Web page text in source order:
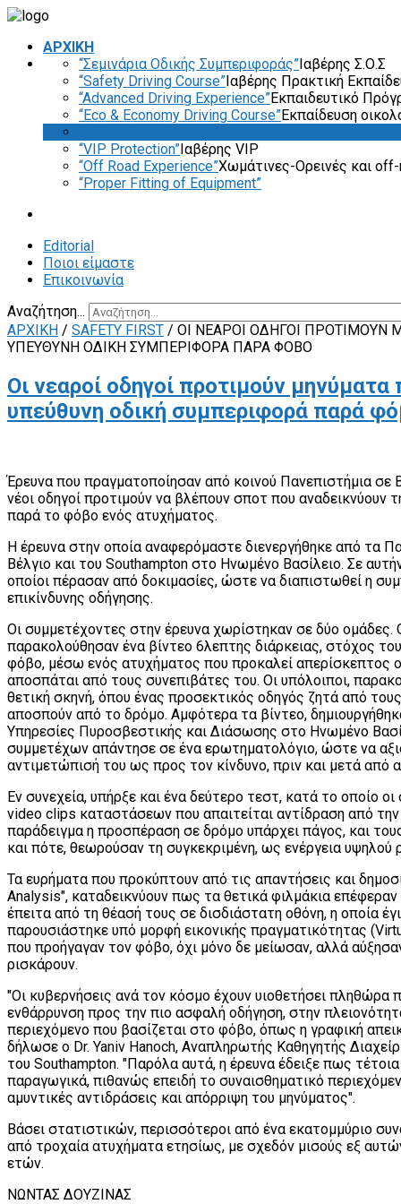
ΑΡΧΙΚΗ
“Σεμινάρια Οδικής Συμπεριφοράς”Ιαβέρης Σ.Ο.Σ
“Safety Driving Course”Ιαβέρης Πρακτική
“Advanced Driving Experience”Εκπαιδευτικό
“Eco & Economy Driving Course”Εκπαίδευση
“VIP Protection”Ιαβέρης VIP
“Off Road Experience”Χωμάτινες-Ορεινές και
“Proper Fitting of Equipment”
Editorial
Ποιοι είμαστε
Επικοινωνία
Αναζήτηση...
ΑΡΧΙΚΗ / SAFETY FIRST / ΟΙ ΝΕΑΡΟΊ ΟΔΗΓΟΊ
ΥΠΕΎΘΥΝΗ ΟΔΙΚΉ ΣΥΜΠΕΡΙΦΟΡΆ ΠΑΡΆ ΦΌΒΟ
Οι νεαροί οδηγοί προτιμούν
υπεύθυνη οδική συμπεριφορά παρά
Έρευνα που πραγματοποίησαν από κοινού Πανεπιστήμια σε
νέοι οδηγοί προτιμούν να βλέπουν σποτ που αναδεικνύουν
παρά το φόβο ενός ατυχήματος.
Η έρευνα στην οποία αναφερόμαστε διενεργήθηκε από τα
Βέλγιο και του Southampton στο Ηνωμένο Βασίλειο. Σε
οποίοι πέρασαν από δοκιμασίες, ώστε να διαπιστωθεί η
επικίνδυνης οδήγησης.
Οι συμμετέχοντες στην έρευνα χωρίστηκαν σε δύο ομάδες.
παρακολούθησαν ένα βίντεο 6λεπτης διάρκειας, στόχος
φόβο, μέσω ενός ατυχήματος που προκαλεί απερίσκεπτος
αποσπάται από τους συνεπιβάτες του. Οι υπόλοιποι,
θετική σκηνή, όπου ένας προσεκτικός οδηγός ζητά από
αποσπούν από το δρόμο. Αμφότερα τα βίντεο,
Υπηρεσίες Πυροσβεστικής και Διάσωσης στο Ηνωμένο
συμμετέχων απάντησε σε ένα ερωτηματολόγιο, ώστε να
αντιμετώπισή του ως προς τον κίνδυνο, πριν και μετά από
Εν συνεχεία, υπήρξε και ένα δεύτερο τεστ, κατά το οποίο
video clips καταστάσεων που απαιτείται αντίδραση από
παράδειγμα η προσπέραση σε δρόμο υπάρχει πάγος, και
και πότε, θεωρούσαν τη συγκεκριμένη, ως ενέργεια υψηλού
Τα ευρήματα που προκύπτουν από τις απαντήσεις και
Analysis", καταδεικνύουν πως τα θετικά φιλμάκια
έπειτα από τη θέασή τους σε δισδιάστατη οθόνη, η οποία
παρουσιάστηκε υπό μορφή εικονικής πραγματικότητας
που προήγαγαν τον φόβο, όχι μόνο δε μείωσαν, αλλά
ρισκάρουν.
"Οι κυβερνήσεις ανά τον κόσμο έχουν υιοθετήσει
ενθάρρυνση προς την πιο ασφαλή οδήγηση, στην
περιεχόμενο που βασίζεται στο φόβο, όπως η γραφική
δήλωσε ο Dr. Yaniv Hanoch, Αναπληρωτής Καθηγητής
του Southampton. "Παρόλα αυτά, η έρευνα έδειξε πως τέτοια
παραγωγικά, πιθανώς επειδή το συναισθηματικό
αμυντικές αντιδράσεις και απόρριψη του μηνύματος".
Βάσει στατιστικών, περισσότεροι από ένα εκατομμύριο
από τροχαία ατυχήματα ετησίως, με σχεδόν μισούς εξ
ετών.
ΝΩΝΤΑΣ ΔΟΥΖΙΝΑΣ